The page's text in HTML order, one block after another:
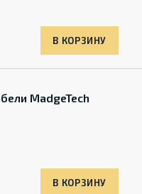
В КОРЗИНУ
MadgeTech
В КОРЗИНУ